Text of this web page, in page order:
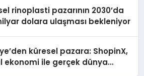
rinoplasti pazarının 2030’da
dolara ulaşması bekleniyor
küresel pazara: ShopinX,
ekonomi ile gerçek dünya